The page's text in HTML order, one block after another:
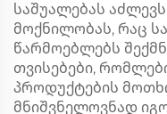
საშუალებას
მოქნილობას, რაც
წარმოებლებს
თვისებები,
პროდუქტების
მნიშვნელოვნად